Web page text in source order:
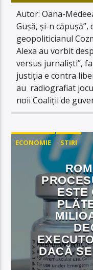
Autor: Oana-
Gușă, și-n căpușă”,
geopoliticianul
Alexa au vorbit
versus jurnaliști”,
justiția e contra
au radiografiat
noii Coaliții de
ECONOMIE STIRI
ESTE
DACĂ